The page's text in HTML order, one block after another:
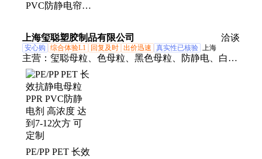
PVC防静电帘
抗静电网格
上海玺聪塑胶制品有限公司 洽谈
安心购 综合体验L1 回复及时 出价迅速 真实性已核验 上海
主营： 玺聪母粒、色母粒、黑色母粒、防静电、白色
母粒、彩色色母
PE/PP PET 长效